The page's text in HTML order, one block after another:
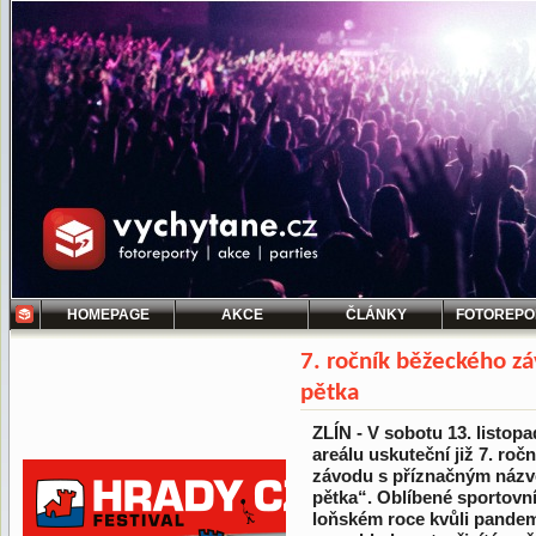
HOMEPAGE AKCE ČLÁNKY
7. ročník běžeckého
pětka
ZLÍN - V sobotu 13.
areálu uskuteční již 7.
závodu s příznačným
pětka“. Oblíbené
loňském roce kvůli